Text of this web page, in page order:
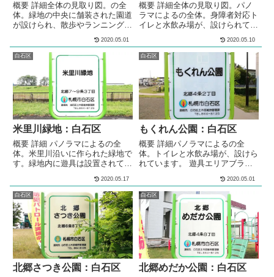
概要 詳細全体の見取り図。の全
体。緑地の中央に舗装された園道
が設けられ、散歩やランニングに
康遊具が設置された広場が設けら
れています。複数の健康遊具が設
ベンチや花壇が複数設けられてい
ます。沿道の脇には、つる棚のパ
ーゴラが、複数ヶ所に設けられて
います。 メモ住宅街の中にあ
る、緑地です。健康遊具が複数設
置された広場が設けられていま
す。緑地の中央...
2020.05.01
概要 詳細全体の見取り図。パノ
ラマによるの全体。身障者対応ト
イレと水飲み場が、設けられてい
長い平坦な園道が設けられ、ジョ
ギングに適しています。 駐車場
利用時間5：00〜21：00駐車スペ
ース50台利用料金無料パノラマ
によるの駐車場全体。駐車場は2
箇所設けられています。障害者専
用駐車スペースが設けられていま
す。駐車場の利用説明が掲示され
ています。 遊具エリアパノラマ
によ...
2020.05.10
白石区
米里川緑地：白石区
概要 詳細 パノラマによるの全
体。米里川沿いに作られた緑地で
す。緑地内に遊具は設置されてい
います。米里川堤防の上は舗装さ
れ、ジョギングや散歩に最適で
す。河川敷へ降りる階段が複数ヶ
所に設置されています。 メモ米
里川沿いに作られた緑地です。緑
地内に遊具は設置されていませ
ん。堤防の上は舗装され、ジョギ
ングや散歩に最適です。 基本情
報郵便番号〒003-0837住所札幌
市白石区...
2020.05.17
白石区
もくれん公園：白石区
概要 詳細パノラマによるの全
体。トイレと水飲み場が、設けら
れています。 遊具エリアブラン
高さの鉄棒が設置されています。
すべり台が設置されています。シ
ーソーが設置されています。スプ
リング遊具が設置されています。
ジャングルジムが設置されていま
す。砂場が設けられています。砂
場中央には、砂場用の遊具が設置
されています。 野球場（多目的
広場）パノラマによるの野球場
（多目的広場）...
2020.05.01
白石区
北郷さつき公園：白石区
白石区
北郷めだか公園：白石区